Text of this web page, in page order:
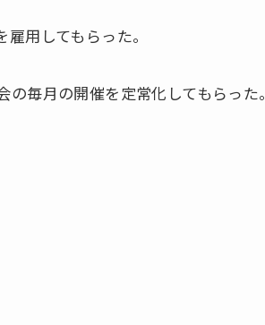
用してもらった。
毎月の開催を定常化してもらった。